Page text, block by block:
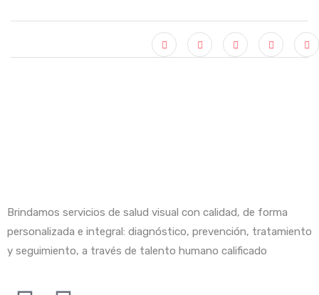
Brindamos servicios de salud visual con calidad, de forma
personalizada e integral: diagnóstico, prevención, tratamiento
y seguimiento, a través de talento humano calificado